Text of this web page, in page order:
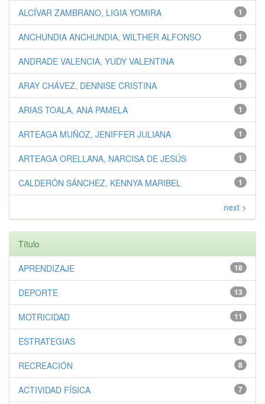
1
ALCÍVAR ZAMBRANO, LIGIA YOMIRA
1
ANCHUNDIA ANCHUNDIA, WILTHER ALFONSO
1
ANDRADE VALENCIA, YUDY VALENTINA
1
ARAY CHÁVEZ, DENNISE CRISTINA
1
ARIAS TOALA, ANA PAMELA
1
ARTEAGA MUÑOZ, JENIFFER JULIANA
1
ARTEAGA ORELLANA, NARCISA DE JESÚS
1
CALDERÓN SÁNCHEZ, KENNYA MARIBEL
next >
Título
18
APRENDIZAJE
13
DEPORTE
11
MOTRICIDAD
8
ESTRATEGIAS
8
RECREACIÓN
7
ACTIVIDAD FÍSICA